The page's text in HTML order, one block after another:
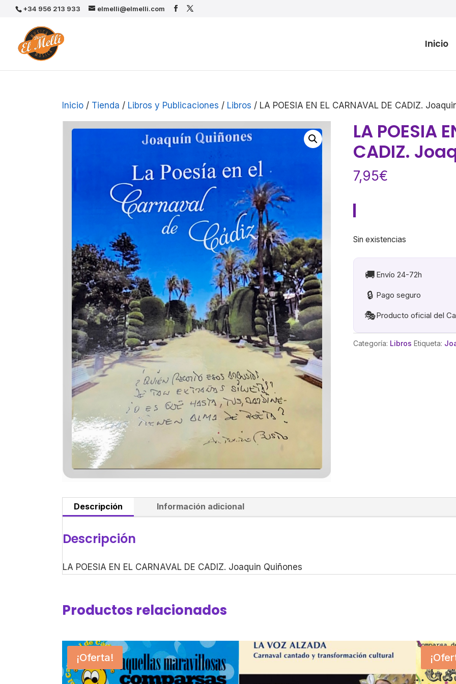
+34 956 213 933 elmelli@elmelli.com
Inicio
Inicio / Tienda / Libros y Publicaciones / Libros / LA POESIA EN EL CARNAVAL DE CADIZ.
LA POESIA
CADIZ.
7,95€
Sin existencias
🚚 Envío 24-72h
🔒 Pago seguro
🎭Producto oficial del
Categoría: Libros Etiqueta:
Descripción Información adicional
Descripción
LA POESIA EN EL CARNAVAL DE CADIZ. Joaquin Quiñones
Productos relacionados
¡Oferta!